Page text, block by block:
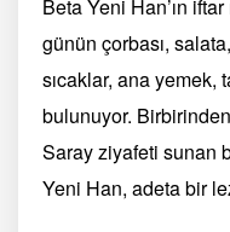
Beta Yeni Han’ın iftar
günün çorbası,
sıcaklar, ana yemek,
bulunuyor.
Saray ziyafeti sunan
Yeni Han, adeta bir